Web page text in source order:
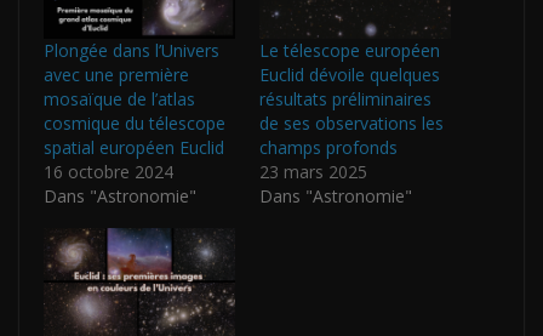
Plongée dans l’Univers
avec une première
mosaïque de l’atlas
cosmique du télescope
spatial européen Euclid
16 octobre 2024
Dans "Astronomie"
Le télescope européen
Euclid dévoile quelques
résultats préliminaires
de ses observations les
champs profonds
23 mars 2025
Dans "Astronomie"